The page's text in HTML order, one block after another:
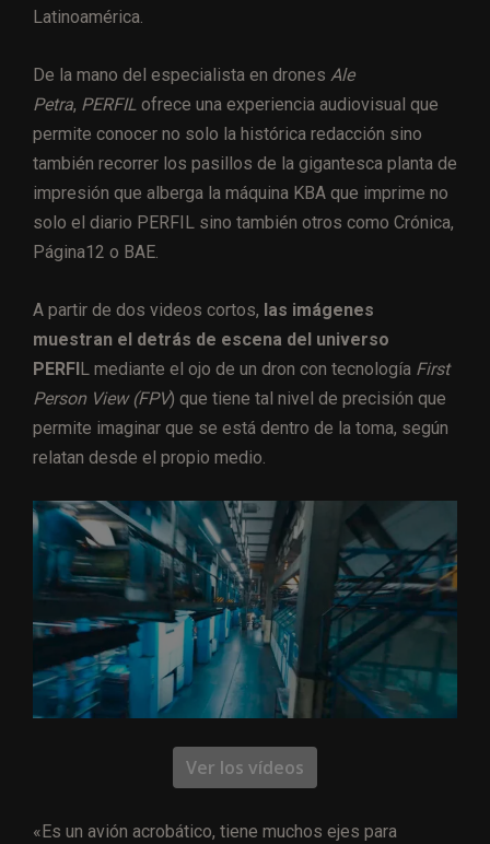
Latinoamérica.
De la mano del especialista en drones Ale
Petra, PERFIL ofrece una experiencia audiovisual que
permite conocer no solo la histórica redacción sino
también recorrer los pasillos de la gigantesca planta de
impresión que alberga la máquina KBA que imprime no
solo el diario PERFIL sino también otros como Crónica,
Página12 o BAE.
A partir de dos videos cortos, las imágenes
muestran el detrás de escena del universo
PERFIL mediante el ojo de un dron con tecnología First
Person View (FPV) que tiene tal nivel de precisión que
permite imaginar que se está dentro de la toma, según
relatan desde el propio medio.
Ver los vídeos
«Es un avión acrobático, tiene muchos ejes para